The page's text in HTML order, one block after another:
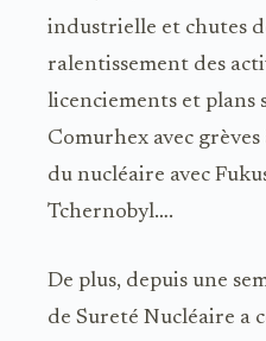
industrielle et chutes
ralentissement des
licenciements et plans
Comurhex avec
du nucléaire avec
Tchernobyl….
De plus, depuis une
de Sureté Nucléaire a